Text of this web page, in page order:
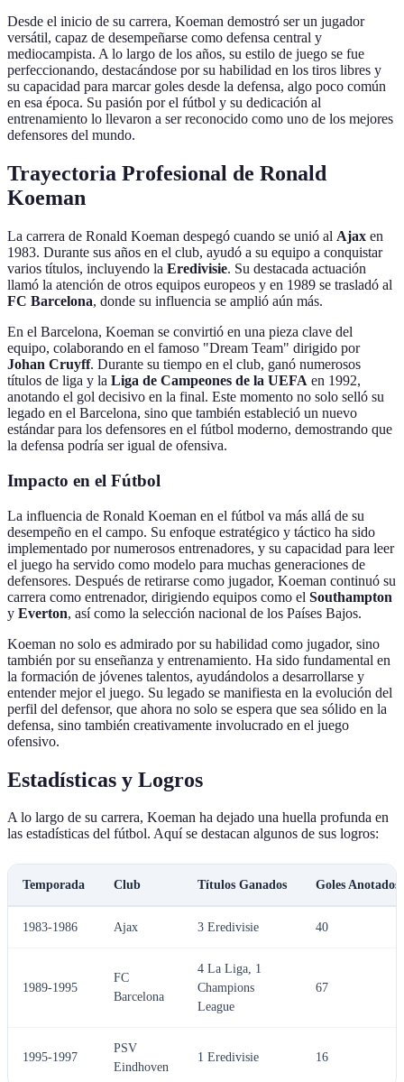
Desde el inicio de su carrera, Koeman demostró ser un jugador
versátil, capaz de desempeñarse como defensa central y
mediocampista. A lo largo de los años, su estilo de juego se fue
perfeccionando, destacándose por su habilidad en los tiros libres y
su capacidad para marcar goles desde la defensa, algo poco común
en esa época. Su pasión por el fútbol y su dedicación al
entrenamiento lo llevaron a ser reconocido como uno de los mejores
defensores del mundo.
Trayectoria Profesional de Ronald
Koeman
La carrera de Ronald Koeman despegó cuando se unió al Ajax en
1983. Durante sus años en el club, ayudó a su equipo a conquistar
varios títulos, incluyendo la Eredivisie. Su destacada actuación
llamó la atención de otros equipos europeos y en 1989 se trasladó al
FC Barcelona, donde su influencia se amplió aún más.
En el Barcelona, Koeman se convirtió en una pieza clave del
equipo, colaborando en el famoso "Dream Team" dirigido por
Johan Cruyff. Durante su tiempo en el club, ganó numerosos
títulos de liga y la Liga de Campeones de la UEFA en 1992,
anotando el gol decisivo en la final. Este momento no solo selló su
legado en el Barcelona, sino que también estableció un nuevo
estándar para los defensores en el fútbol moderno, demostrando que
la defensa podría ser igual de ofensiva.
Impacto en el Fútbol
La influencia de Ronald Koeman en el fútbol va más allá de su
desempeño en el campo. Su enfoque estratégico y táctico ha sido
implementado por numerosos entrenadores, y su capacidad para leer
el juego ha servido como modelo para muchas generaciones de
defensores. Después de retirarse como jugador, Koeman continuó su
carrera como entrenador, dirigiendo equipos como el Southampton
y Everton, así como la selección nacional de los Países Bajos.
Koeman no solo es admirado por su habilidad como jugador, sino
también por su enseñanza y entrenamiento. Ha sido fundamental en
la formación de jóvenes talentos, ayudándolos a desarrollarse y
entender mejor el juego. Su legado se manifiesta en la evolución del
perfil del defensor, que ahora no solo se espera que sea sólido en la
defensa, sino también creativamente involucrado en el juego
ofensivo.
Estadísticas y Logros
A lo largo de su carrera, Koeman ha dejado una huella profunda en
las estadísticas del fútbol. Aquí se destacan algunos de sus logros:
Temporada Club Títulos Ganados Goles Anotados
1983-1986 Ajax 3 Eredivisie 40
1989-1995
FC
Barcelona
4 La Liga, 1
Champions
League
67
1995-1997
PSV
Eindhoven
1 Eredivisie 16